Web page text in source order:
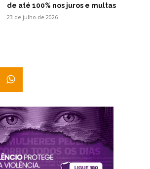
de até 100% nos juros e multas
23 de julho de 2026